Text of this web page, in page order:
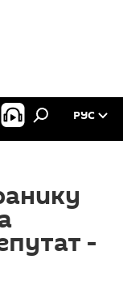
РУС
-